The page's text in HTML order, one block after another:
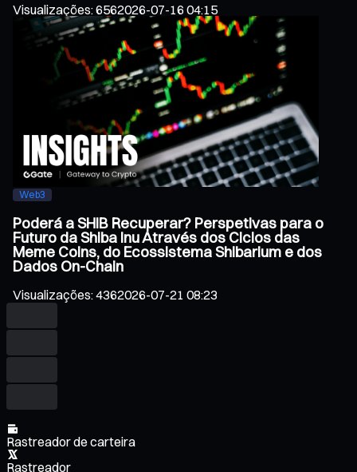
Visualizações:6562026-07-16 04:15
Web3
Poderá a SHIB Recuperar? Perspetivas para o
Futuro da Shiba Inu Através dos Ciclos das
Meme Coins, do Ecossistema Shibarium e dos
Dados On-Chain
Visualizações:4362026-07-21 08:23
Rastreador de carteira
Rastreador